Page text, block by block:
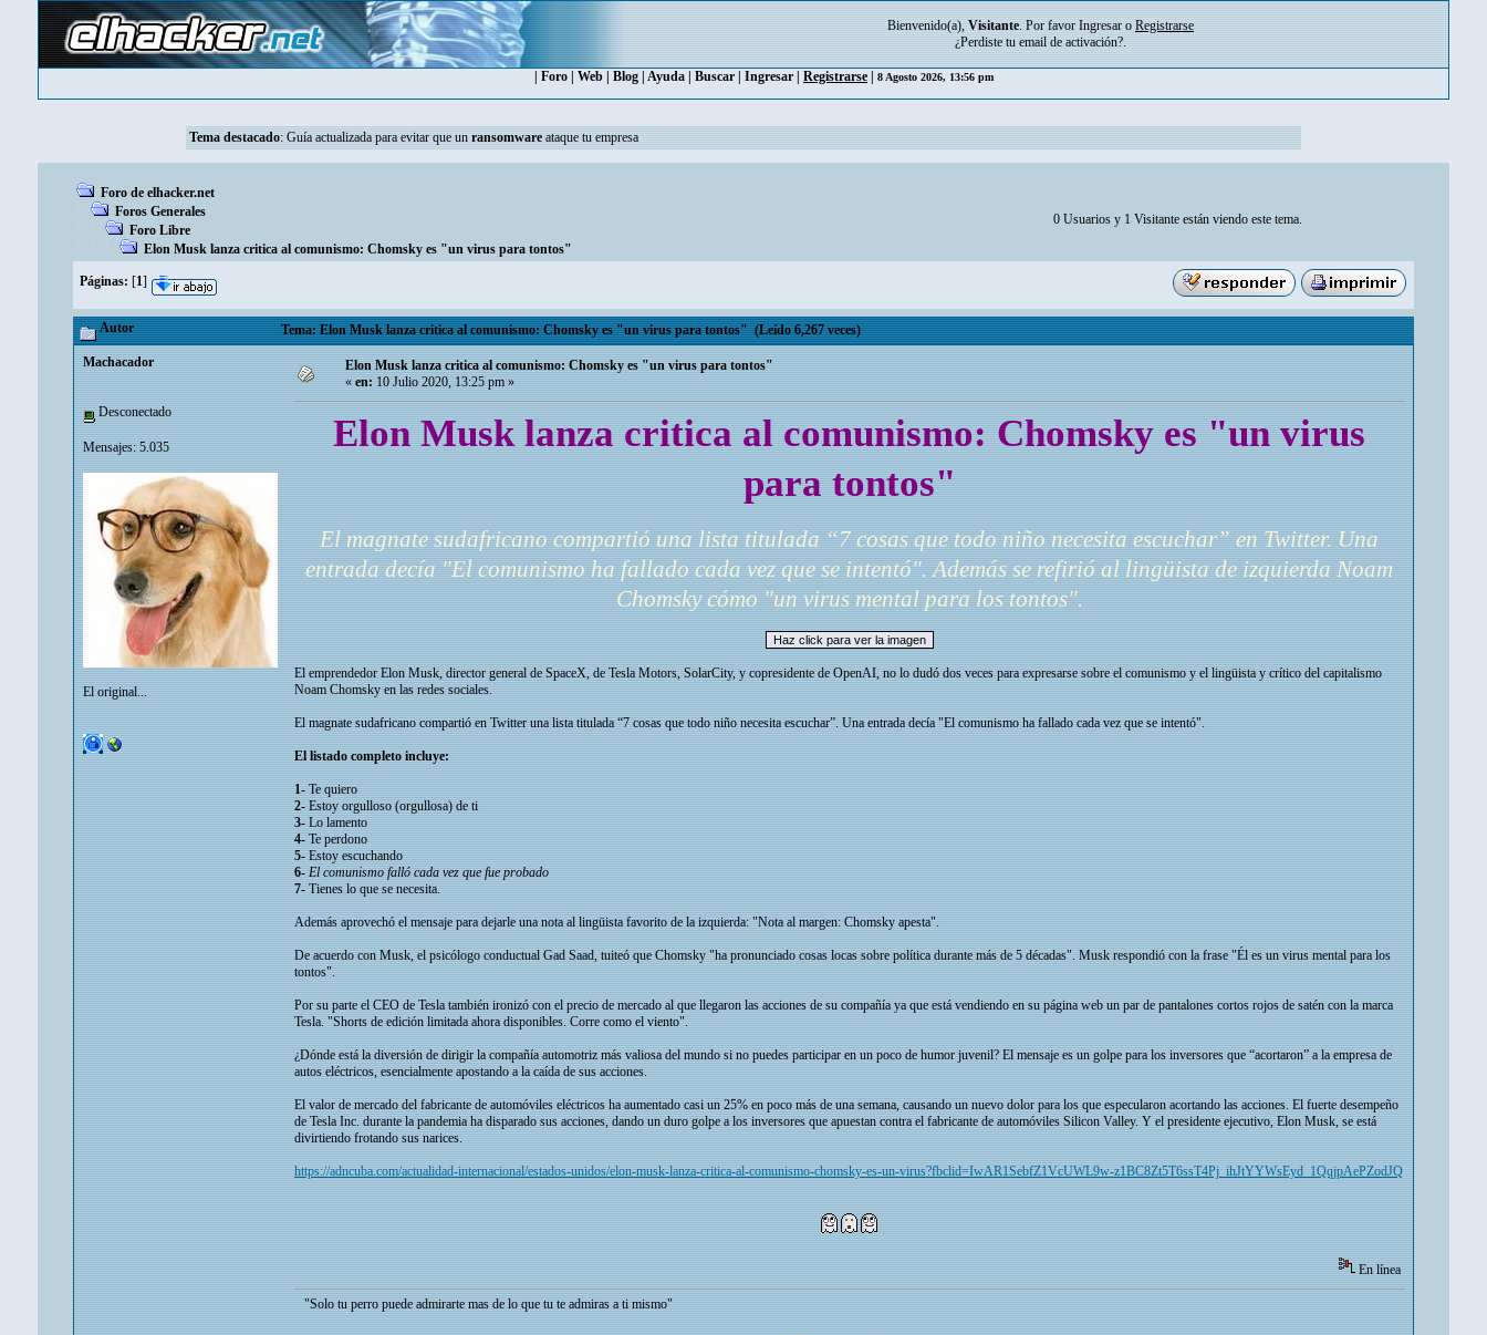
Bienvenido(a), Visitante. Por favor Ingresar o Registrarse
¿Perdiste tu email de activación?.
Foro Web Blog Ayuda Buscar Ingresar Registrarse 8 Agosto 2026, 13:56 pm
Tema destacado: Guía actualizada para evitar que un ransomware ataque tu empresa
Foro de elhacker.net
Foros Generales
Foro Libre
Elon Musk lanza critica al comunismo: Chomsky es "un virus para tontos"
0 Usuarios y 1 Visitante están viendo este tema.
Páginas: [1]
Autor Tema: Elon Musk lanza critica al comunismo: Chomsky es "un virus para tontos" (Leído 6,267 veces)
Machacador
Desconectado
Mensajes: 5.035
El original...
Elon Musk lanza critica al comunismo: Chomsky es "un virus para tontos"
«en:10 Julio 2020, 13:25 pm »
Elon Musk lanza critica al comunismo: Chomsky es "un virus
para tontos"
El magnate sudafricano compartió una lista titulada “7 cosas que todo niño necesita escuchar” en Twitter. Una
entrada decía "El comunismo ha fallado cada vez que se intentó". Además se refirió al lingüista de izquierda Noam
Chomsky cómo "un virus mental para los tontos".
El emprendedor Elon Musk, director general de SpaceX, de Tesla Motors, SolarCity, y copresidente de OpenAI, no lo dudó dos veces para expresarse sobre el comunismo y el lingüista y crítico del capitalismo
Noam Chomsky en las redes sociales.
El magnate sudafricano compartió en Twitter una lista titulada “7 cosas que todo niño necesita escuchar”. Una entrada decía "El comunismo ha fallado cada vez que se intentó".
El listado completo incluye:
1-Te quiero
2-Estoy orgulloso (orgullosa) de ti
3-Lo lamento
4-Te perdono
5-Estoy escuchando
6- El comunismo falló cada vez que fue probado
7-Tienes lo que se necesita.
Además aprovechó el mensaje para dejarle una nota al lingüista favorito de la izquierda: "Nota al margen: Chomsky apesta".
De acuerdo con Musk, el psicólogo conductual Gad Saad, tuiteó que Chomsky "ha pronunciado cosas locas sobre política durante más de 5 décadas". Musk respondió con la frase "Él es un virus mental para los
tontos".
Por su parte el CEO de Tesla también ironizó con el precio de mercado al que llegaron las acciones de su compañía ya que está vendiendo en su página web un par de pantalones cortos rojos de satén con la marca
Tesla. "Shorts de edición limitada ahora disponibles. Corre como el viento".
¿Dónde está la diversión de dirigir la compañía automotriz más valiosa del mundo si no puedes participar en un poco de humor juvenil? El mensaje es un golpe para los inversores que “acortaron” a la empresa de
autos eléctricos, esencialmente apostando a la caída de sus acciones.
El valor de mercado del fabricante de automóviles eléctricos ha aumentado casi un 25% en poco más de una semana, causando un nuevo dolor para los que especularon acortando las acciones. El fuerte desempeño
de Tesla Inc. durante la pandemia ha disparado sus acciones, dando un duro golpe a los inversores que apuestan contra el fabricante de automóviles Silicon Valley. Y el presidente ejecutivo, Elon Musk, se está
divirtiendo frotando sus narices.
https://adncuba.com/actualidad-internacional/estados-unidos/elon-musk-lanza-critica-al-comunismo-chomsky-es-un-virus?fbclid=IwAR1SebfZ1VcUWL9w-z1BC8Zt5T6ssT4Pj_ihJtYYWsEyd_1QqjpAePZodJQ
En línea
"Solo tu perro puede admirarte mas de lo que tu te admiras a ti mismo"